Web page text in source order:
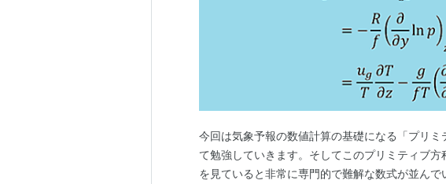
今回は気象予報の数値計算の基礎になる「プリ
て勉強していきます。そしてこのプリミティブ
を見ていると非常に専門的で難解な数式が並ん